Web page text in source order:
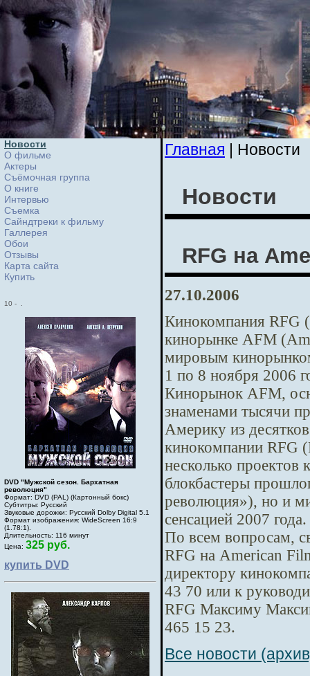
Новости
О фильме
Актеры
Съёмочная группа
О книге
Интервью
Cъемка
Сайндтреки к фильму
Галлерея
Обои
Отзывы
Карта сайта
Купить
10 -
DVD "Мужской сезон. Бархатная
революция"
Формат: DVD (PAL) (Картонный бокс)
Субтитры: Русский
Звуковые дорожки: Русский Dolby Digital 5.1
Формат изображения: WideScreen 16:9
(1.78:1).
Длительность: 116 минут
Цена: 325 руб.
купить DVD
Главная | Новости
Новости
RFG на
27.10.2006
Кинокомпания RFG
кинорынке AFM
мировым
1 по 8 ноября 2006
Кинорынок AFM,
знаменами тысячи
Америку из
кинокомпании RFG
несколько проектов
блокбастеры
революция»), но и
сенсацией 2007 года.
По всем вопросам,
RFG на American
директору
43 70 или к
RFG Максиму
465 15 23.
Все новости